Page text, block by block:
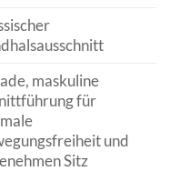
maskuline
für
und
Sitz